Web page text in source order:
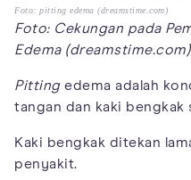
Foto: pitting edema (dreamstime.com)
Foto: Cekungan pada
Edema (dreamstime.com)
Pittingedema adalah
tangan dan kaki bengkak
Kaki bengkak ditekan
penyakit.